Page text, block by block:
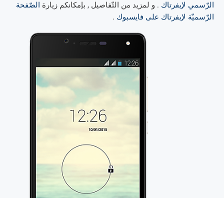
الرّسمي لإيفرتاك . و لمزيد من التّفاصيل , بإمكانكم زيارة الصّفحة
الرّسميّة لإيفرتاك على فايسبوك .